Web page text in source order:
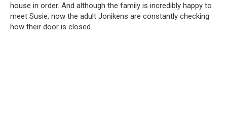
house in order. And although the family is incredibly happy to
meet Susie, now the adult Jonikens are constantly checking
how their door is closed.